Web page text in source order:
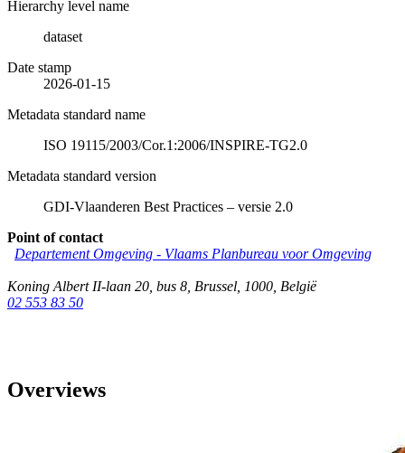
Hierarchy level name
dataset
Date stamp
2026-01-15
Metadata standard name
ISO 19115/2003/Cor.1:2006/INSPIRE-TG2.0
Metadata standard version
GDI-Vlaanderen Best Practices – versie 2.0
Point of contact
Departement Omgeving - Vlaams Planbureau voor Omgeving
Koning Albert II-laan 20, bus 8 Brussel 1000 België
02 553 83 50
Overviews